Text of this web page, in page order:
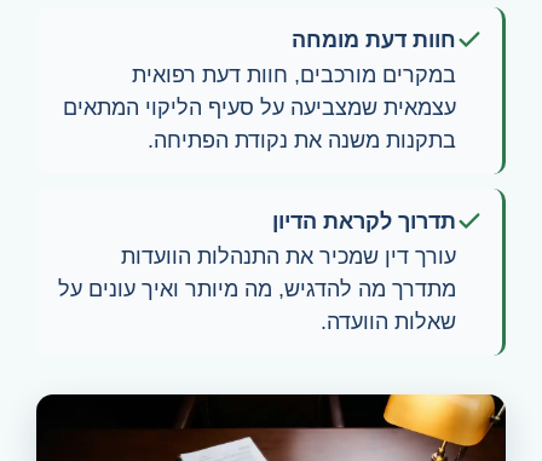
חוות דעת מומחה
במקרים מורכבים, חוות דעת רפואית
עצמאית שמצביעה על סעיף הליקוי המתאים
בתקנות משנה את נקודת הפתיחה.
תדרוך לקראת הדיון
עורך דין שמכיר את התנהלות הוועדות
מתדרך מה להדגיש, מה מיותר ואיך עונים על
שאלות הוועדה.